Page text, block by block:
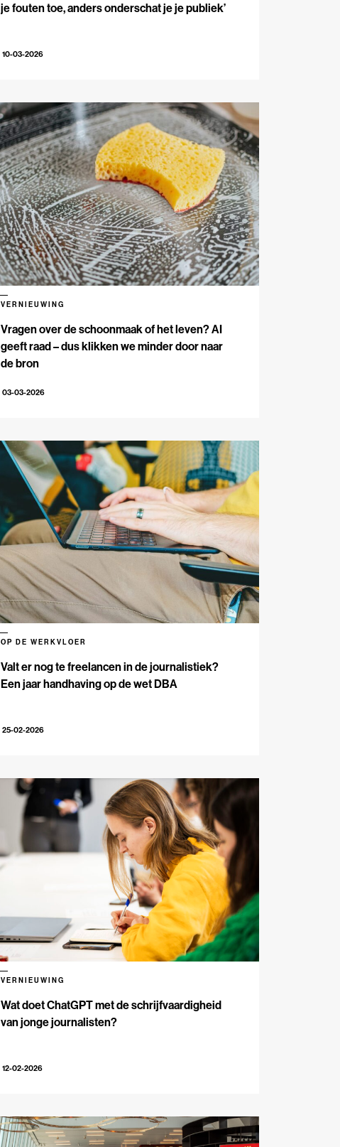
je fouten toe, anders onderschat je je publiek’
10-03-2026
Vragen over de schoonmaak of het leven? AI
geeft raad – dus klikken we minder door naar
de bron
VERNIEUWING
03-03-2026
Valt er nog te freelancen in de journalistiek?
Een jaar handhaving op de wet DBA
OP DE WERKVLOER
25-02-2026
Wat doet ChatGPT met de schrijfvaardigheid
van jonge journalisten?
VERNIEUWING
12-02-2026